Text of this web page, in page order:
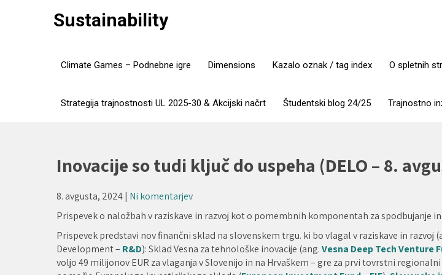
Sustainability
Climate Games – Podnebne igre Dimensions Kazalo oznak / tag index O spletnih
Strategija trajnostnosti UL 2025-30 & Akcijski načrt Študentski blog 24/25 Trajnostno
Inovacije so tudi ključ do uspeha (DELO – 8.
8. avgusta, 2024| Ni komentarjev
Prispevek o naložbah v raziskave in razvoj kot o pomembnih komponentah za spodbujanje
Prispevek predstavi nov finančni sklad na slovenskem trgu. ki bo vlagal v raziskave in razvoj
Development – R&D): Sklad Vesna za tehnološke inovacije (ang.Vesna Deep Tech Venture
voljo 49 milijonov EUR za vlaganja v Slovenijo in na Hrvaškem – gre za prvi tovrstni